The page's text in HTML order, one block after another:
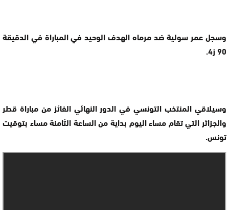
وسجل عمر سولية ضد مرماه الهدف الوحيد في المباراة في الدقيقة
90 ز4.
وسيلاقي المنتخب التونسي في الدور النهائي الفائز من مباراة قطر
والجزائر التي تقام مساء اليوم بداية من الساعة الثامنة مساء بتوقيت
تونس.